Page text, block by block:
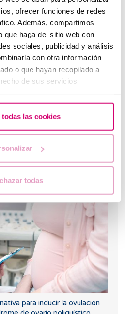
ofrecer funciones de redes
Además, compartimos
que haga del sitio web con
sociales, publicidad y análisis
con otra información
o que hayan recopilado a
de sus servicios.
las cookies
todas
afecta a la fertilidad?
de implantación embrionaria?
para inducir la ovulación